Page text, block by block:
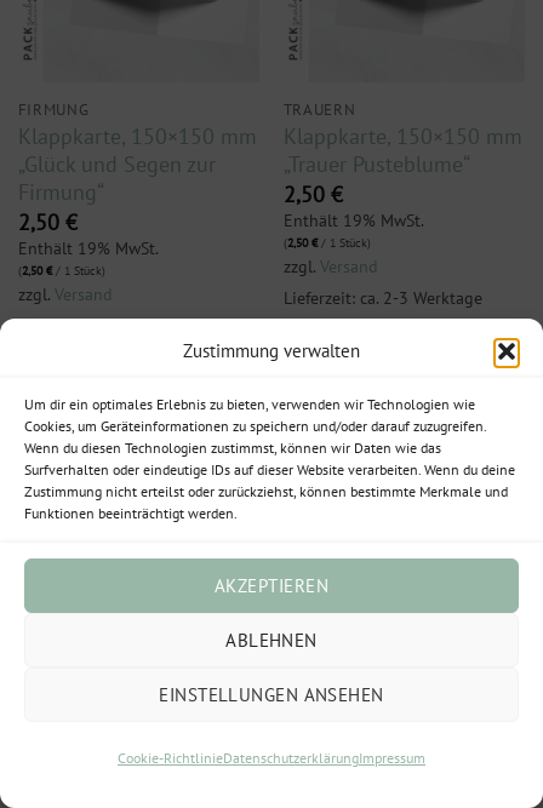
Zustimmung verwalten
Um dir ein optimales Erlebnis zu bieten, verwenden wir Technologien wie
Cookies, um Geräteinformationen zu speichern und/oder darauf zuzugreifen.
Wenn du diesen Technologien zustimmst, können wir Daten wie das
Surfverhalten oder eindeutige IDs auf dieser Website verarbeiten. Wenn du deine
Zustimmung nicht erteilst oder zurückziehst, können bestimmte Merkmale und
Funktionen beeinträchtigt werden.
AKZEPTIEREN
ABLEHNEN
EINSTELLUNGEN ANSEHEN
Cookie-RichtlinieDatenschutzerklärungImpressum
FIRMUNG
Klappkarte, 150×150 mm
„Glück und Segen zur
Firmung“
2,50 €
Enthält 19% MwSt.
(2,50€/ 1 Stück)
zzgl. Versand
Lieferzeit: ca. 2-3 Werktage
TRAUERN
Klappkarte, 150×150 mm
„Trauer Pusteblume“
2,50 €
Enthält 19% MwSt.
(2,50€/ 1 Stück)
zzgl. Versand
Lieferzeit: ca. 2-3 Werktage
Klappkarte, 150×150 mm
Klappkarte, 150×150 mm
Erinnerung“